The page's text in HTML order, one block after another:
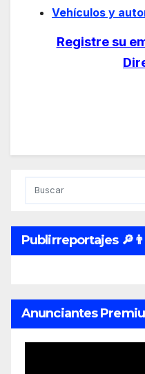
Vehículos y
Registre su
Publirreportajes
Anunciantes